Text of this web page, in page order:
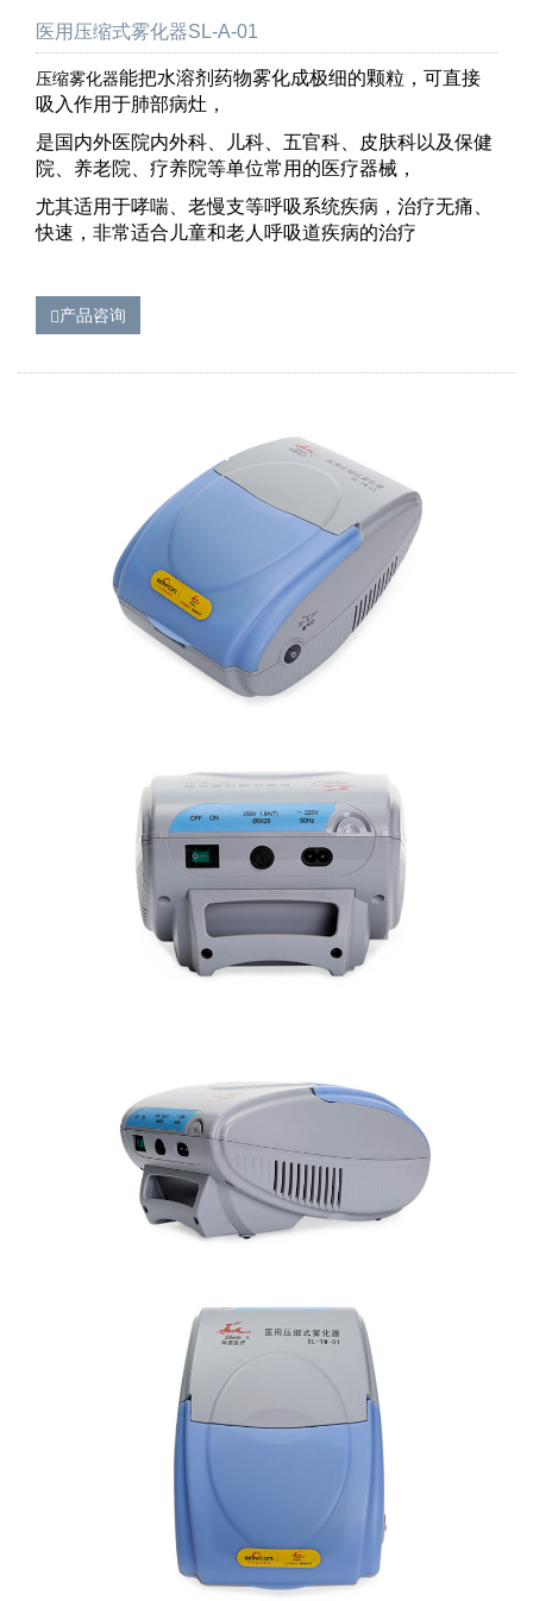
医用压缩式雾化器SL-A-01
压缩雾化器能把水溶剂药物雾化成极细的颗粒，可直接
吸入作用于肺部病灶，
是国内外医院内外科、儿科、五官科、皮肤科以及保健
院、养老院、疗养院等单位常用的医疗器械，
尤其适用于哮喘、老慢支等呼吸系统疾病，治疗无痛、
快速，非常适合儿童和老人呼吸道疾病的治疗
产品咨询